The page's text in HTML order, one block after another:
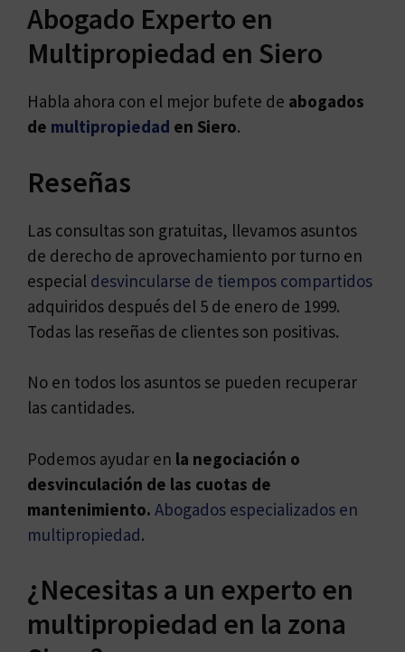
Abogado Experto en
Multipropiedad en Siero
Habla ahora con el mejor bufete de abogados
de multipropiedad en Siero.
Reseñas
Las consultas son gratuitas, llevamos asuntos
de derecho de aprovechamiento por turno en
especial desvincularse de tiempos compartidos
adquiridos después del 5 de enero de 1999.
Todas las reseñas de clientes son positivas.
No en todos los asuntos se pueden recuperar
las cantidades.
Podemos ayudar en la negociación o
desvinculación de las cuotas de
mantenimiento. Abogados especializados en
multipropiedad.
¿Necesitas a un experto en
multipropiedad en la zona